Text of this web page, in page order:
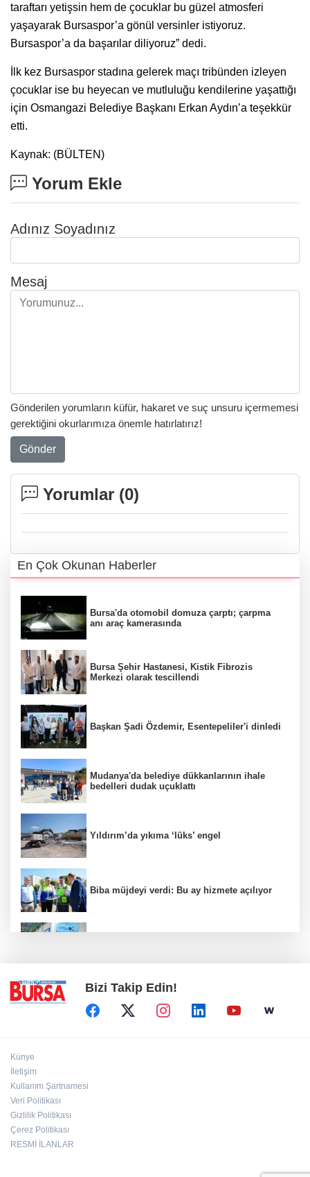
taraftarı yetişsin hem de çocuklar bu güzel atmosferi
yaşayarak Bursaspor’a gönül versinler istiyoruz.
Bursaspor’a da başarılar diliyoruz” dedi.
İlk kez Bursaspor stadına gelerek maçı tribünden izleyen
çocuklar ise bu heyecan ve mutluluğu kendilerine yaşattığı
için Osmangazi Belediye Başkanı Erkan Aydın’a teşekkür
etti.
Kaynak: (BÜLTEN)
Yorum Ekle
Adınız Soyadınız
Mesaj
Gönderilen yorumların küfür, hakaret ve suç unsuru içermemesi
gerektiğini okurlarımıza önemle hatırlatırız!
Gönder
Yorumlar (0)
En Çok Okunan Haberler
Bursa'da otomobil domuza çarptı; çarpma
anı araç kamerasında
Bursa Şehir Hastanesi, Kistik Fibrozis
Merkezi olarak tescillendi
Başkan Şadi Özdemir, Esentepeliler'i dinledi
Mudanya'da belediye dükkanlarının ihale
bedelleri dudak uçuklattı
Yıldırım’da yıkıma ‘lüks’ engel
Biba müjdeyi verdi: Bu ay hizmete açılıyor
Bizi Takip Edin!
Künye
İletişim
Kullanım Şartnamesi
Veri Politikası
Gizlilik Politikası
Çerez Politikası
RESMİ İLANLAR